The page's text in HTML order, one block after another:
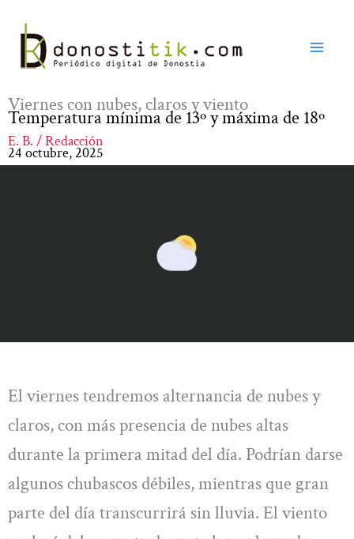
contenido
Viernes con nubes, claros y viento
Temperatura mínima de 13º y máxima de 18º
E. B. / Redacción
24 octubre, 2025
El viernes tendremos alternancia de nubes y
claros, con más presencia de nubes altas
durante la primera mitad del día. Podrían darse
algunos chubascos débiles, mientras que gran
parte del día transcurrirá sin lluvia. El viento